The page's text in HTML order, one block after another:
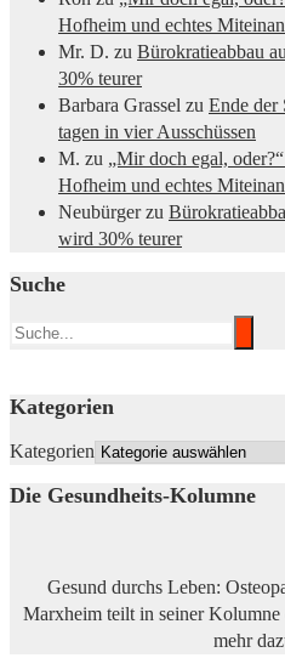
Hofheim und echtes
Mr. D. zu Bürokratieabbau
30% teurer
Barbara Grassel zu Ende der
tagen in vier Ausschüssen
M. zu „Mir doch egal,
Hofheim und echtes
Neubürgerzu
wird 30% teurer
Suche
Kategorien
Kategorien
Die Gesundheits-Kolumne
Gesund durchs Leben:
Marxheim teilt in seiner
mehr